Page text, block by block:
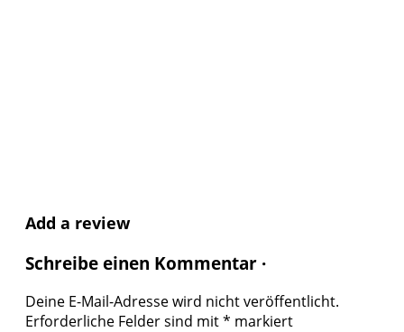
Add a review
Schreibe einen Kommentar ·
Deine E-Mail-Adresse wird nicht veröffentlicht.
Erforderliche Felder sind mit* markiert